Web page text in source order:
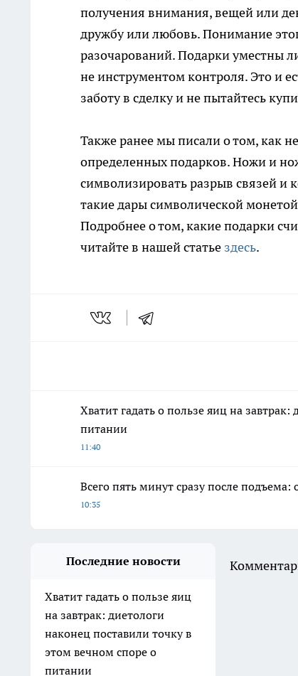
получения внимания, вещей или
дружбу или любовь. Понимание
разочарований. Подарки уместны
не инструментом контроля. Это и
заботу в сделку и не пытайтесь
Также ранее мы писали о том, как
определенных подарков. Ножи и
символизировать разрыв связей и
такие дары символической
Подробнее о том, какие подарки
читайте в нашей статье здесь.
Хватит гадать о пользе яиц на
питании
11:40
Всего пять минут сразу после
10:35
Последние новости
Хватит гадать о пользе яиц
на завтрак: диетологи
наконец поставили точку в
этом вечном споре о
питании